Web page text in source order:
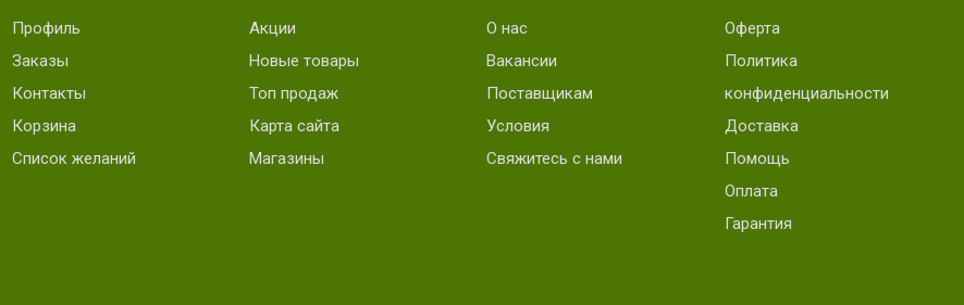
Профиль
Заказы
Контакты
Корзина
Список желаний
Акции
Новые товары
Топ продаж
Карта сайта
Магазины
О нас
Вакансии
Поставщикам
Условия
Свяжитесь с нами
Оферта
Политика
конфиденциальности
Доставка
Помощь
Оплата
Гарантия